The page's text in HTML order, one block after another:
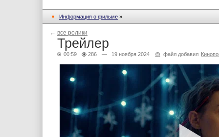
Информация о фильме »
← все ролики
Трейлер
00:59 286 — 19 ноября 2024 файл добавил